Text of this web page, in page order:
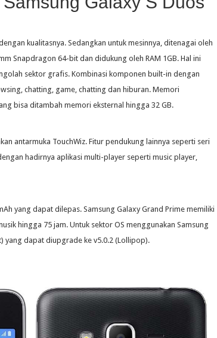
kualitasnya. Sedangkan untuk mesinnya, ditenagai oleh
Snapdragon 64-bit dan didukung oleh RAM 1GB. Hal ini
sektor grafis. Kombinasi komponen built-in dengan
chatting, game, chatting dan hiburan. Memori
bisa ditambah memori eksternal hingga 32 GB.
antarmuka TouchWiz. Fitur pendukung lainnya seperti seri
hadirnya aplikasi multi-player seperti music player,
yang dapat dilepas. Samsung Galaxy Grand Prime memiliki
hingga 75 jam. Untuk sektor OS menggunakan Samsung
yang dapat diupgrade ke v5.0.2 (Lollipop).